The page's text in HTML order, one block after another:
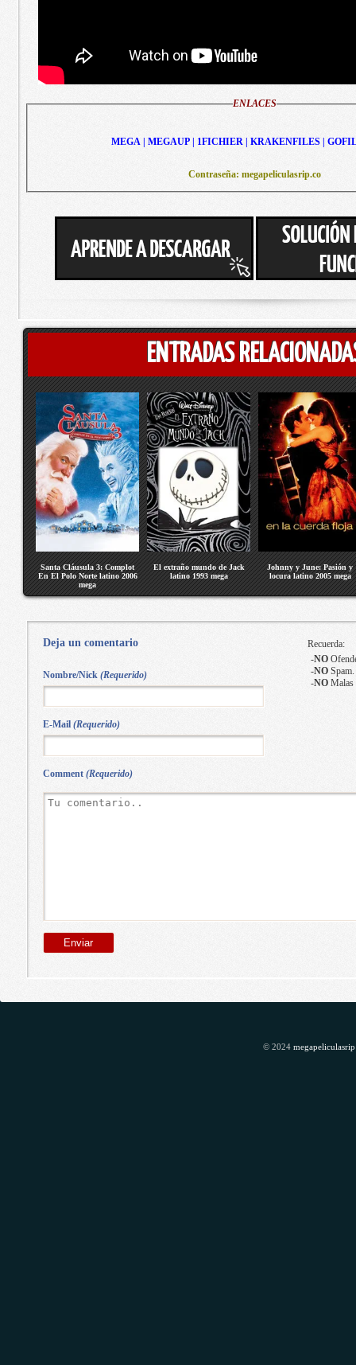
ENLACES
MEGA | MEGAUP | 1FICHIER | KRAKENFILES |
Contraseña: megapeliculasrip.co
ENTRADAS
Santa Cláusula 3: Complot
En El Polo Norte latino 2006
mega
El extraño mundo de Jack
latino 1993 mega
Johnny y June: Pasión y
locura latino 2005 mega
Deja un comentario
Comment (Requerido)
Recuerda:
-NO
-NOSpam.
-NOMalas
Nombre/Nick (Requerido)
E-Mail (Requerido)
© 2024 megapeliculasrip